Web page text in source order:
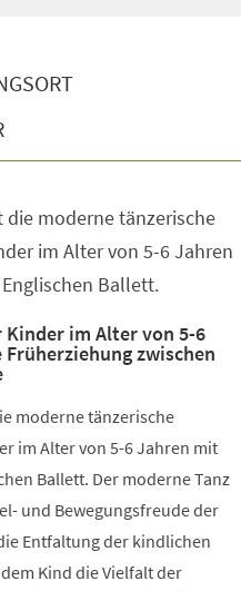
die moderne tänzerische
im Alter von 5-6 Jahren
Ballett.
im Alter von 5-6
zwischen
moderne tänzerische
im Alter von 5-6 Jahren mit
Ballett. Der moderne Tanz
und Bewegungsfreude der
Entfaltung der kindlichen
Kind die Vielfalt der